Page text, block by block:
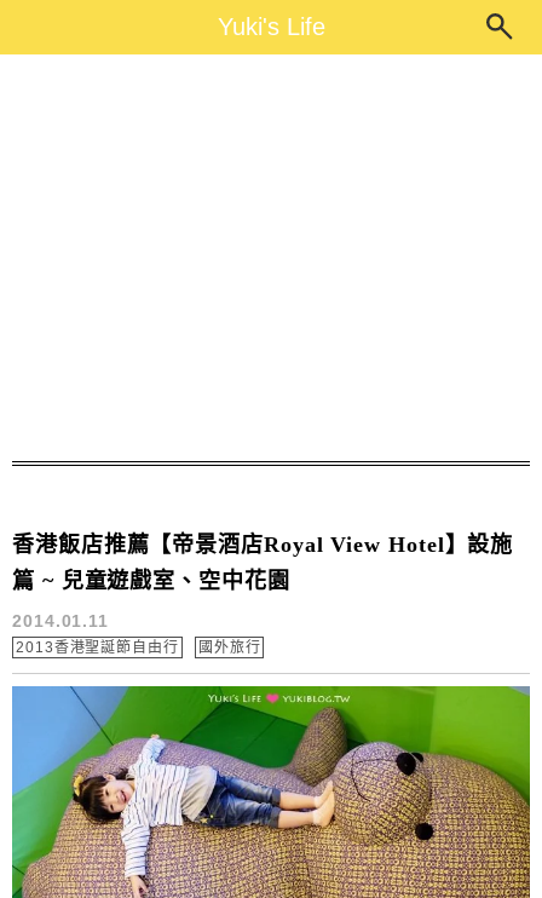
Yuki's LifeYuki's Life
香港飯店推薦【帝景酒店Royal View Hotel】設施
篇 ~ 兒童遊戲室、空中花園
2014.01.11
2013香港聖誕節自由行 國外旅行